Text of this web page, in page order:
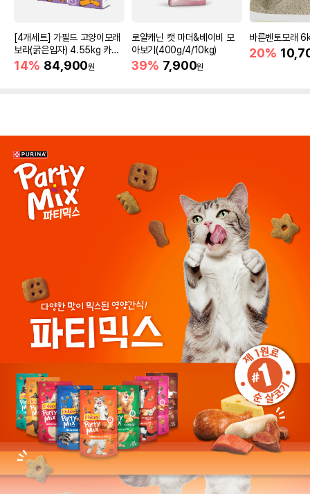
[4개세트] 가필드 고양이모래
보라(굵은입자) 4.55kg 카사
바모래
14% 84,900원
로얄캐닌 캣 마더&베이비 모
아보기(400g/4/10kg)
39% 7,900원
바른벤토모래
20%